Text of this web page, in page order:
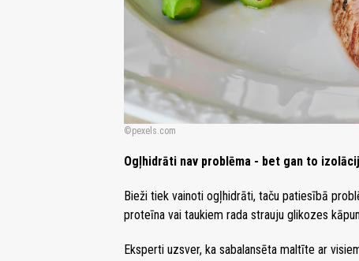
pexels.com
Ogļhidrāti nav problēma - bet gan to
Bieži tiek vainoti ogļhidrāti, taču patiesībā
proteīna vai taukiem rada strauju glikozes
Eksperti uzsver, ka sabalansēta maltīte ar